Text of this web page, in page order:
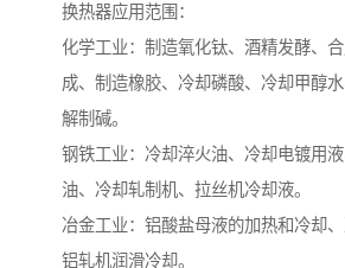
换热器应用范围：
化学工业：制造氧化钛、酒精发酵、
成、制造橡胶、冷却磷酸、冷却甲醇
解制碱。
钢铁工业：冷却淬火油、冷却电镀用
油、冷却轧制机、拉丝机冷却液。
冶金工业：铝酸盐母液的加热和冷却
铝轧机润滑冷却。